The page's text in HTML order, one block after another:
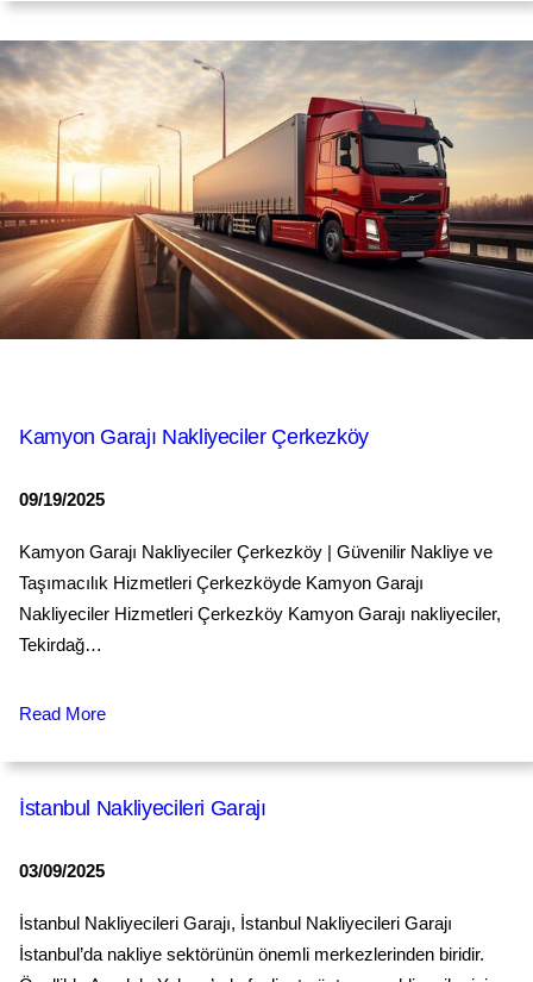
Kamyon Garajı Nakliyeciler Çerkezköy
09/19/2025
Kamyon Garajı Nakliyeciler Çerkezköy | Güvenilir Nakliye ve
Taşımacılık Hizmetleri Çerkezköyde Kamyon Garajı
Nakliyeciler Hizmetleri Çerkezköy Kamyon Garajı nakliyeciler,
Tekirdağ…
Read More
İstanbul Nakliyecileri Garajı
03/09/2025
İstanbul Nakliyecileri Garajı, İstanbul Nakliyecileri Garajı
İstanbul’da nakliye sektörünün önemli merkezlerinden biridir.